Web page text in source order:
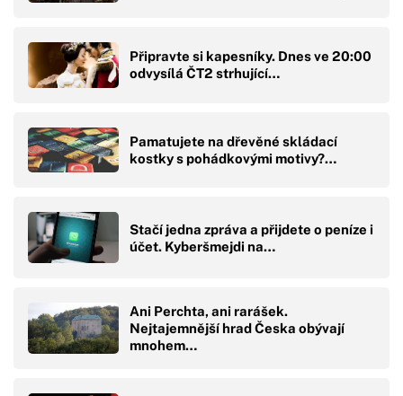
Připravte si kapesníky. Dnes ve 20:00
odvysílá ČT2 strhující…
Pamatujete na dřevěné skládací
kostky s pohádkovými motivy?…
Stačí jedna zpráva a přijdete o peníze i
účet. Kyberšmejdi na…
Ani Perchta, ani rarášek.
Nejtajemnější hrad Česka obývají
mnohem…